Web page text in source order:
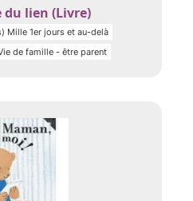
du lien (Livre)
Mille 1er jours et au-delà
de famille - être parent